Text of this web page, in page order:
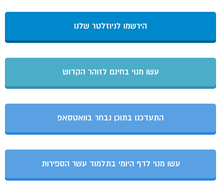
הירשמו לניוזלטר שלנו
עשו מנוי בחינם לזוהר הקדוש
התעדכנו בתוכן נבחר בוואטסאפ
עשו מנוי לדף היומי בתלמוד עשר הספירות